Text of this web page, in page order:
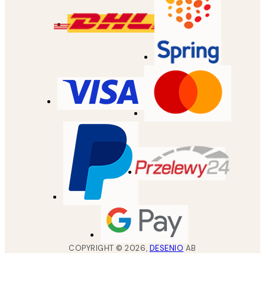
COPYRIGHT ©2026, DESENIO AB